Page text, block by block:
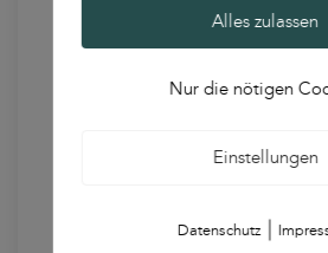
definieren, das zu
Fragestellung.
A/B-Tests, Tool-
Alles zulassen
Nur die nötigen
Einstellungen
Datenschutz|